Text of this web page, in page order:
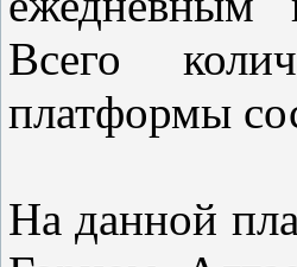
Всего
платформы
На данной